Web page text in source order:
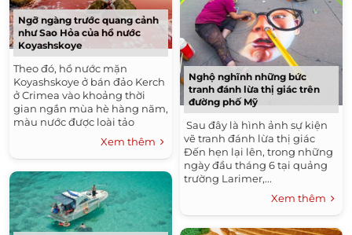
Ngỡ ngàng trước quang cảnh
như Sao Hỏa của hồ nước
Koyashskoye
Theo đó, hồ nước mặn
Koyashskoye ở bán đảo Kerch
ở Crimea vào khoảng thời
gian ngắn mùa hè hàng năm,
màu nước được loài tảo
Dunaliella nhuộm đỏ thẫm
như máu, cộng với khí hậu
khô hạn để...
Xem thêm
Nghộ nghĩnh những bức
tranh đánh lừa thị giác trên
đường phố Mỹ
Sau đây là hình ảnh sự kiện
vẽ tranh đánh lừa thị giác
Đến hẹn lại lên, trong những
ngày đầu tháng 6 tại quảng
trường Larimer,...
Xem thêm